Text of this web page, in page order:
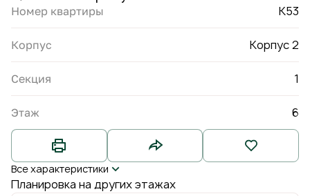
Номер квартиры К53
Корпус Корпус 2
Секция 1
Этаж 6
Все характеристики
Планировка на других этажах